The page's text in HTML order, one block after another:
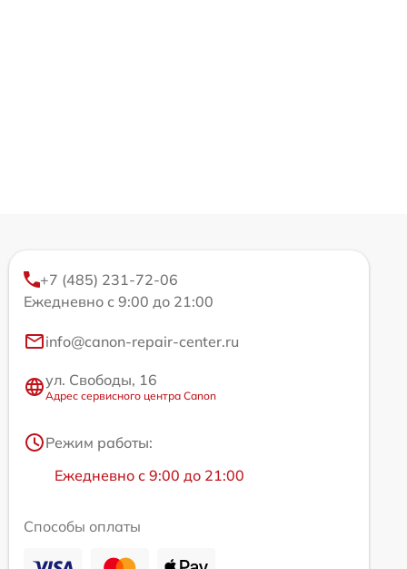
+7 (485) 231-72-06
Ежедневно с 9:00 до 21:00
info@canon-repair-center.ru
ул. Свободы, 16
Адрес сервисного центра Canon
Режим работы:
Ежедневно с 9:00 до 21:00
Способы оплаты